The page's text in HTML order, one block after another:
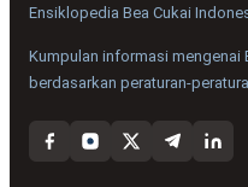
Ensiklopedia Bea Cukai
Kumpulan informasi mengenai
berdasarkan peraturan-